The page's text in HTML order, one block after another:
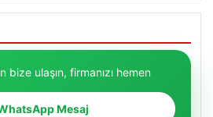
ulaşın, firmanızı hemen
Mesaj